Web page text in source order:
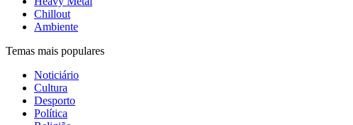
Chillout
Ambiente
Temas mais populares
Noticiário
Cultura
Desporto
Política